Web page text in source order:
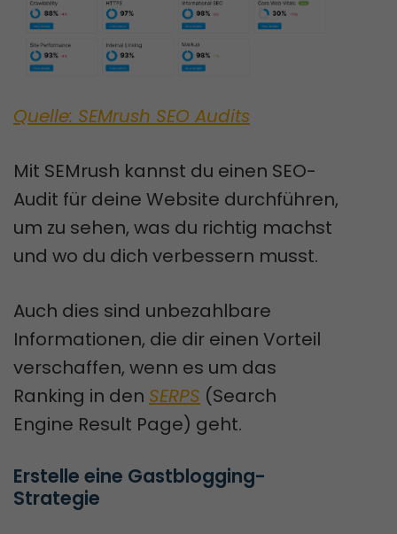
Quelle: SEMrush SEO Audits
Mit SEMrush kannst du einen SEO-
Audit für deine Website durchführen,
um zu sehen, was du richtig machst
und wo du dich verbessern musst.
Auch dies sind unbezahlbare
Informationen, die dir einen Vorteil
verschaffen, wenn es um das
Ranking in den SERPS (Search
Engine Result Page) geht.
Erstelle eine Gastblogging-
Strategie